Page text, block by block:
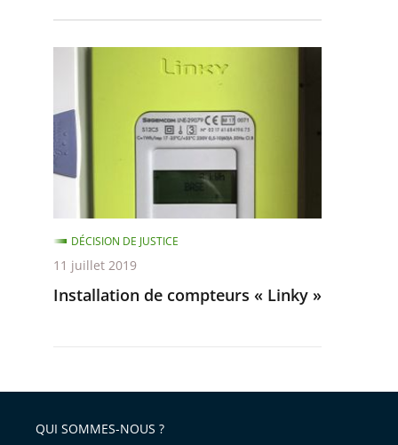
compteurs
Linky
»
Installation de compteurs « Linky »
DÉCISION DE JUSTICE
11 juillet 2019
QUI SOMMES-NOUS ?